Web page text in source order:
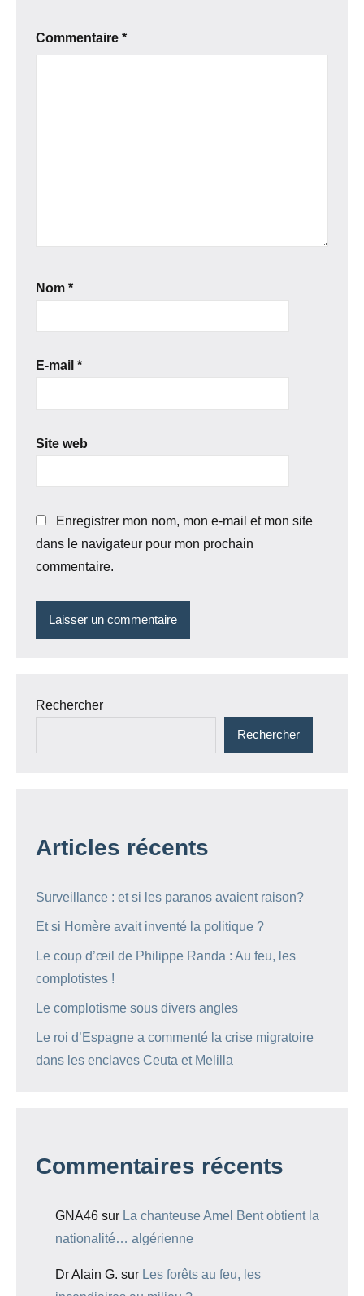
Commentaire *
Nom *
E-mail *
Site web
Enregistrer mon nom, mon e-mail et mon site
dans le navigateur pour mon prochain
commentaire.
Rechercher
Rechercher
Articles récents
Surveillance : et si les paranos avaient raison?
Et si Homère avait inventé la politique ?
Le coup d’œil de Philippe Randa : Au feu, les
complotistes !
Le complotisme sous divers angles
Le roi d’Espagne a commenté la crise migratoire
dans les enclaves Ceuta et Melilla
Commentaires récents
GNA46 sur La chanteuse Amel Bent obtient la
nationalité… algérienne
Dr Alain G. sur Les forêts au feu, les